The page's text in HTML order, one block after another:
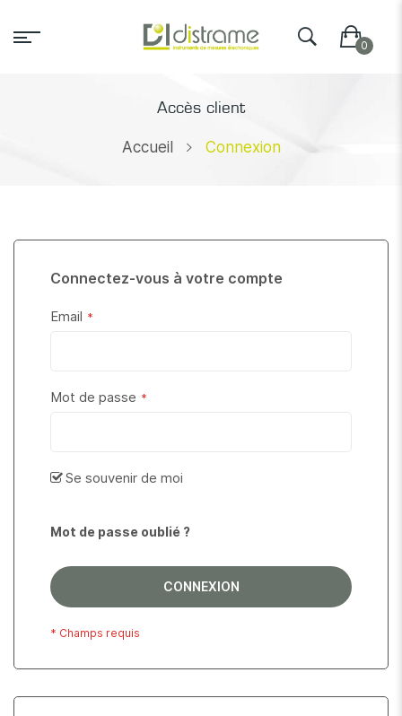
Accès client
Accueil Connexion
Connectez-vous à votre compte
Email
Mot de passe
Se souvenir de moi
Mot de passe oublié ?
CONNEXION